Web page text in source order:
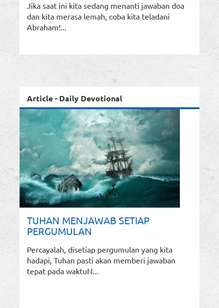
Jika saat ini kita sedang menanti jawaban doa
dan kita merasa lemah, coba kita teladani
Abraham!...
Article - Daily Devotional
TUHAN MENJAWAB SETIAP
PERGUMULAN
Percayalah, disetiap pergumulan yang kita
hadapi, Tuhan pasti akan memberi jawaban
tepat pada waktuN...